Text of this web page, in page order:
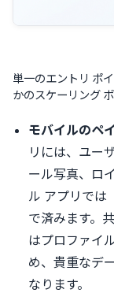
単一のエントリ ポ
かのスケーリング
モバイルのペ
リには、ユー
ール写真、ロ
ル アプリでは
で済みます。
はプロファイ
め、貴重なデ
なります。